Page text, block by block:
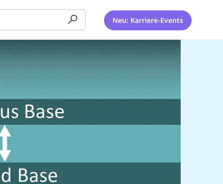
Neu: Karriere-Events